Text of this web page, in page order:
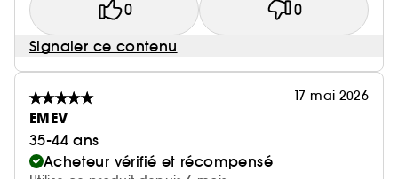
0 0
Signaler ce contenu
17 mai 2026
EMEV
35-44 ans
Acheteur vérifié et récompensé